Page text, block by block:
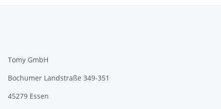
Tomy GmbH
Bochumer Landstraße 349-351
45279 Essen